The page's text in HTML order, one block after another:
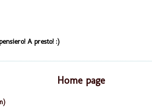
A presto! :)
Home page